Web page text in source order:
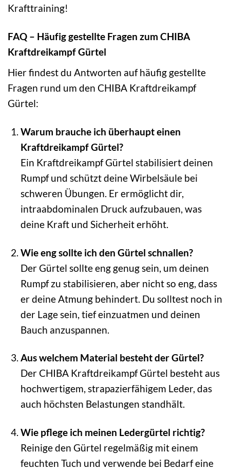
Krafttraining!
FAQ – Häufig gestellte Fragen zum CHIBA
Kraftdreikampf Gürtel
Hier findest du Antworten auf häufig gestellte
Fragen rund um den CHIBA Kraftdreikampf
Gürtel:
Warum brauche ich überhaupt einen
Kraftdreikampf Gürtel?
Ein Kraftdreikampf Gürtel stabilisiert deinen
Rumpf und schützt deine Wirbelsäule bei
schweren Übungen. Er ermöglicht dir,
intraabdominalen Druck aufzubauen, was
deine Kraft und Sicherheit erhöht.
Wie eng sollte ich den Gürtel schnallen?
Der Gürtel sollte eng genug sein, um deinen
Rumpf zu stabilisieren, aber nicht so eng, dass
er deine Atmung behindert. Du solltest noch in
der Lage sein, tief einzuatmen und deinen
Bauch anzuspannen.
Aus welchem Material besteht der Gürtel?
Der CHIBA Kraftdreikampf Gürtel besteht aus
hochwertigem, strapazierfähigem Leder, das
auch höchsten Belastungen standhält.
Wie pflege ich meinen Ledergürtel richtig?
Reinige den Gürtel regelmäßig mit einem
feuchten Tuch und verwende bei Bedarf eine